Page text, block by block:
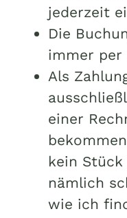
jederzeit
Die
immer per
Als
einer
kein Stück
nämlich
wie ich